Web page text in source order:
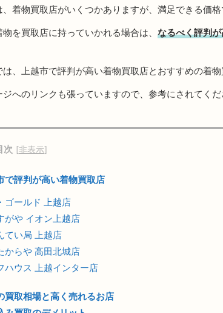
着物買取店がいくつかありますが、満足できる価
を買取店に持っていかれる場合は、 なるべく評判
は、上越市で評判が高い着物買取店とおすすめの着物
へのリンクも張っていますので、参考にされてくだ
次 [非表示]
で評判が高い着物買取店
ゴールド 上越店
がや イオン上越店
てい局 上越店
からや 高田北城店
ハウス 上越インター店
買取相場と高く売れるお店